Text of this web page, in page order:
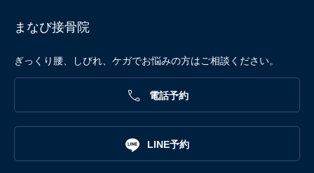
まなび接骨院
ぎっくり腰、しびれ、ケガでお悩みの方はご相談ください。
 電話予約
 LINE予約